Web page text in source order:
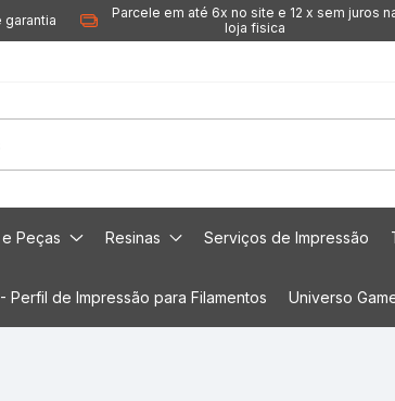
garantia
Parcele em até 6x no site e 12 x sem juros
loja fisica
Peças Resinas Serviços de Impressão
Perfil de Impressão para Filamentos Universo